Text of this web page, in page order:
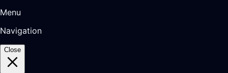
Menu
Navigation
Close